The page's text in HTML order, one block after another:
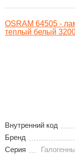
OSRAM 64505 -
теплый белый
Внутренний код
Бренд
Серия